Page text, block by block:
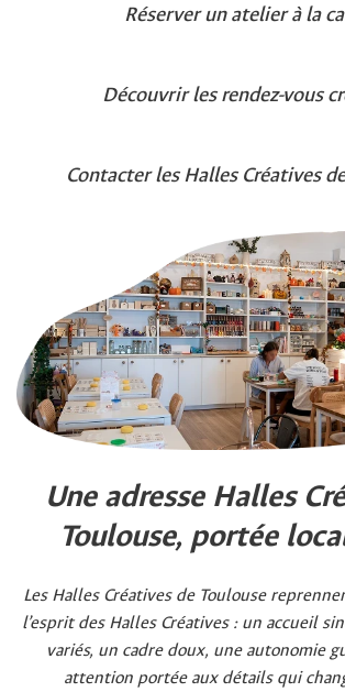
Une adresse Halles
Toulouse, portée
Les Halles Créatives de Toulouse
l’esprit des Halles Créatives : un accueil
variés, un cadre doux, une autonomie
attention portée aux détails qui
Réserver un atelier à la
Découvrir les rendez-vous
Contacter les Halles Créatives